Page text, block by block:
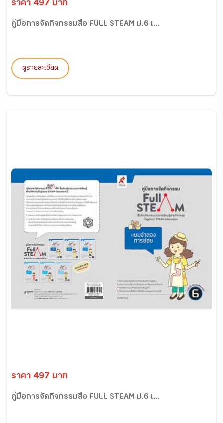
ราคา 497 บาท
คู่มือการจัดกิจกรรมสื่อ FULL STEAM ป.6 เ...
ดูรายละเอียด
ราคา 497 บาท
คู่มือการจัดกิจกรรมสื่อ FULL STEAM ป.6 เ...